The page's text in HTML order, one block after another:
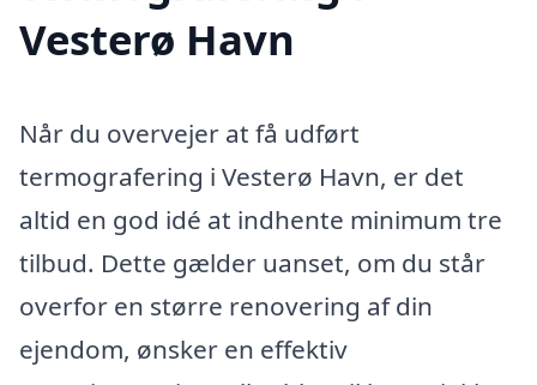
Vesterø Havn
Når du overvejer at få udført
termografering i Vesterø Havn, er det
altid en god idé at indhente minimum tre
tilbud. Dette gælder uanset, om du står
overfor en større renovering af din
ejendom, ønsker en effektiv